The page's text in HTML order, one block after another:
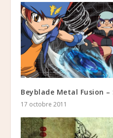
Beyblade Metal Fusion –
17 octobre 2011